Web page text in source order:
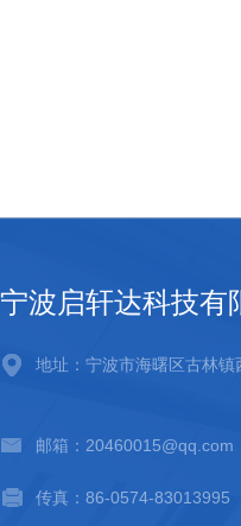
宁波启轩达科技有
地址：宁波市海曙区古林镇
邮箱：20460015@qq.com
传真：86-0574-83013995